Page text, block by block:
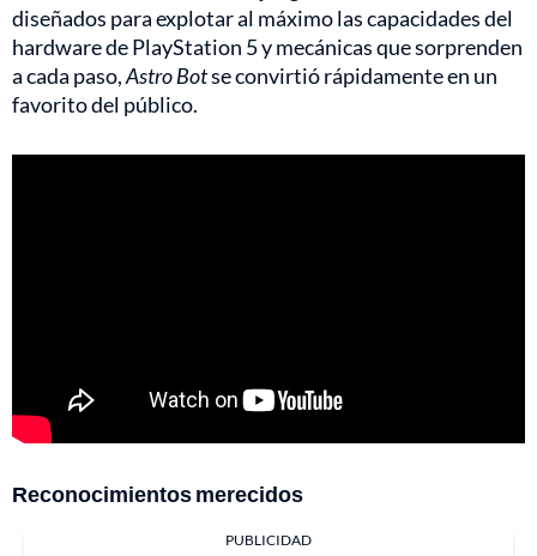
diseñados para explotar al máximo las capacidades del
hardware de PlayStation 5 y mecánicas que sorprenden
a cada paso,Astro Botse convirtió rápidamente en un
favorito del público.
Reconocimientos merecidos
PUBLICIDAD